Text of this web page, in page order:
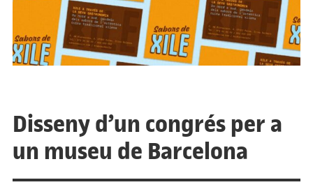
Disseny d’un congrés per a
un museu de Barcelona